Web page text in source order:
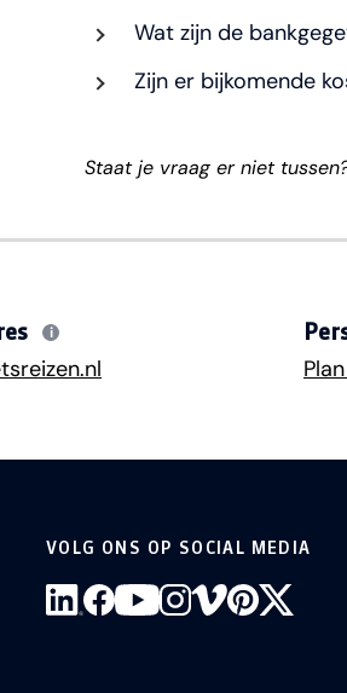
Wat zijn de
Zijn er bijkomende
Staat je vraag er niet
i
VOLG ONS OP SOCIAL MEDIA